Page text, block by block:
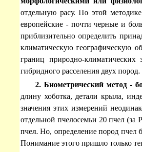
отдельную расу. По этой
европейские - почти черные и
приблизительно определить
климатическую географическую
границ природно-
гибридного расселения двух пород.
2. Биометрический метод -
длину хоботка, детали крыла,
значения этих измерений
отдельной пчелосемьи 20 пчел
пчел. Но, определение пород пчел
Понимание этого пришло только